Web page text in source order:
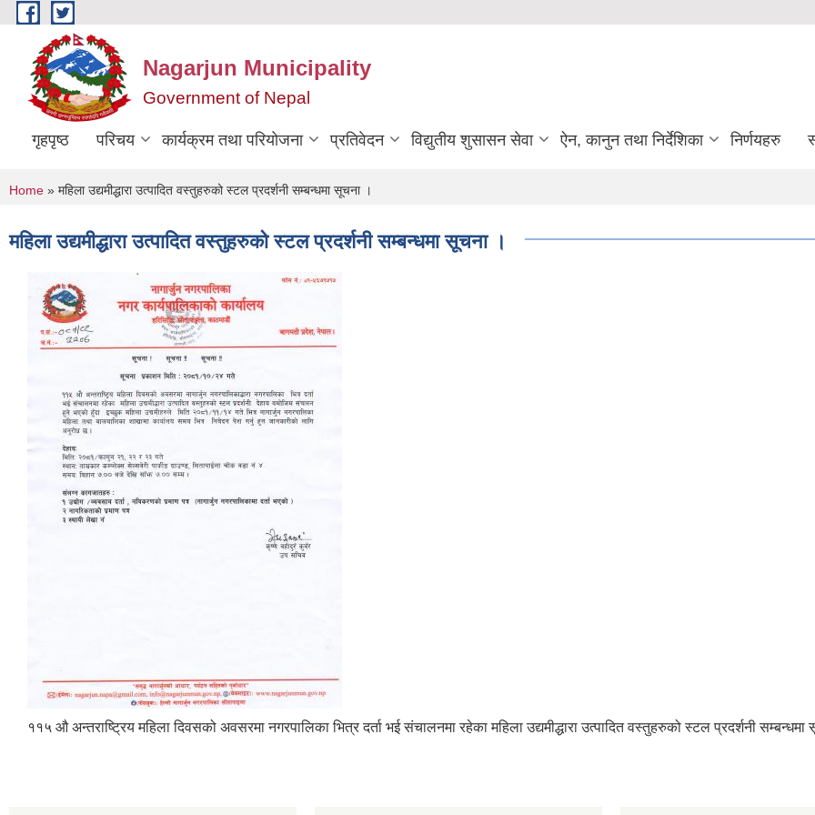
Skip to main content
Nagarjun Municipality
Government of Nepal
गृहपृष्ठ परिचय कार्यक्रम तथा परियोजना प्रतिवेदन विद्युतीय शुसासन सेवा ऐन, कानुन तथा निर्देशिका निर्णयहरु
You are here
Home » महिला उद्यमीद्धारा उत्पादित वस्तुहरुको स्टल प्रदर्शनी सम्बन्धमा सूचना ।
महिला उद्यमीद्धारा उत्पादित वस्तुहरुको स्टल प्रदर्शनी सम्बन्धमा सूचना ।
११५ औ अन्तराष्ट्रिय महिला दिवसको अवसरमा नगरपालिका भित्र दर्ता भई संचालनमा रहेका महिला उद्यमीद्धारा उत्पादित वस्तुहरुको स्टल प्रदर्शनी सम्बन्धमा